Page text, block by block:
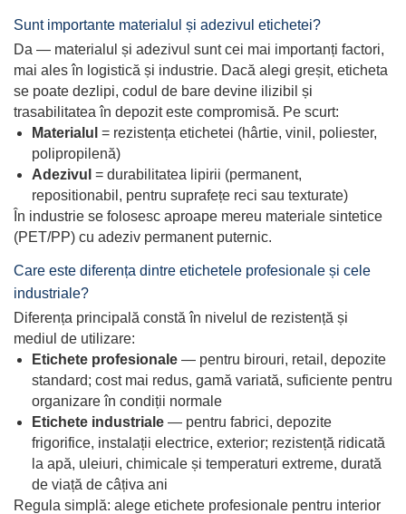
Sunt importante materialul și adezivul etichetei?
Da — materialul și adezivul sunt cei mai importanți factori,
mai ales în logistică și industrie. Dacă alegi greșit, eticheta
se poate dezlipi, codul de bare devine ilizibil și
trasabilitatea în depozit este compromisă. Pe scurt:
Materialul = rezistența etichetei (hârtie, vinil, poliester,
polipropilenă)
Adezivul = durabilitatea lipirii (permanent,
repositionabil, pentru suprafețe reci sau texturate)
În industrie se folosesc aproape mereu materiale sintetice
(PET/PP) cu adeziv permanent puternic.
Care este diferența dintre etichetele profesionale și cele
industriale?
Diferența principală constă în nivelul de rezistență și
mediul de utilizare:
Etichete profesionale — pentru birouri, retail, depozite
standard; cost mai redus, gamă variată, suficiente pentru
organizare în condiții normale
Etichete industriale — pentru fabrici, depozite
frigorifice, instalații electrice, exterior; rezistență ridicată
la apă, uleiuri, chimicale și temperaturi extreme, durată
de viață de câțiva ani
Regula simplă: alege etichete profesionale pentru interior